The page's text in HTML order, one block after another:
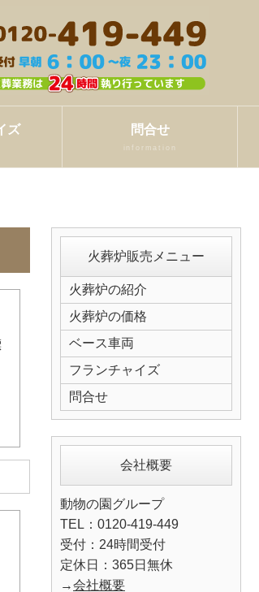
ズ 問合せ
information
火葬炉販売メニュー
火葬炉の紹介
火葬炉の価格
ベース車両
フランチャイズ
問合せ
会社概要
動物の園グループ
TEL：0120-419-449
受付：24時間受付
定休日：365日無休
→会社概要